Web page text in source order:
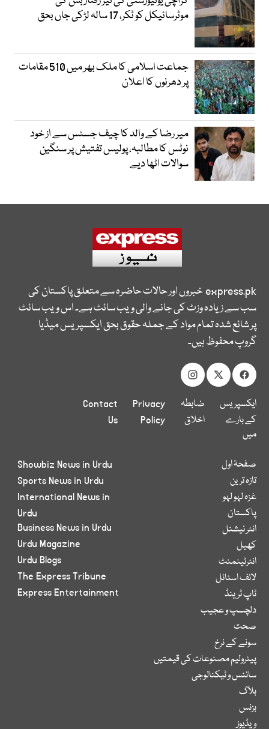
موٹرسائیکل کو ٹکر، 17 سالہ لڑکی جاں بحق
جماعت اسلامی کا ملک بھر میں 510 مقامات
پر دھرنوں کا اعلان
میر رضا کے والد کا چیف جسٹس سے از خود
نوٹس کا مطالبہ، پولیس تفتیش پر سنگین
سوالات اٹھا دیے
express.pkخبروں اور حالات حاضرہ سے متعلق پاکستان کی
سب سے زیادہ وزٹ کی جانے والی ویب سائٹ ہے۔ اس ویب سائٹ
پر شائع شدہ تمام مواد کے جملہ حقوق بحق ایکسپریس میڈیا
گروپ محفوظ ہیں۔
ایکسپریس
کے بارے
میں
ضابطہ
اخلاق
Privacy
Policy
Contact
Us
صفحۂ اول
تازہ ترین
غزہ لہو لہو
پاکستان
انٹر نیشنل
کھیل
انٹرٹینمنٹ
لائف اسٹائل
ٹاپ ٹرینڈ
دلچسپ و عجیب
صحت
سونے کے نرخ
پیٹرولیم مصنوعات کی قیمتیں
سائنس و ٹیکنالوجی
بلاگ
بزنس
ویڈیوز
Showbiz News in Urdu
Sports News in Urdu
International News in
Urdu
Business News in Urdu
Urdu Magazine
Urdu Blogs
The Express Tribune
Express Entertainment